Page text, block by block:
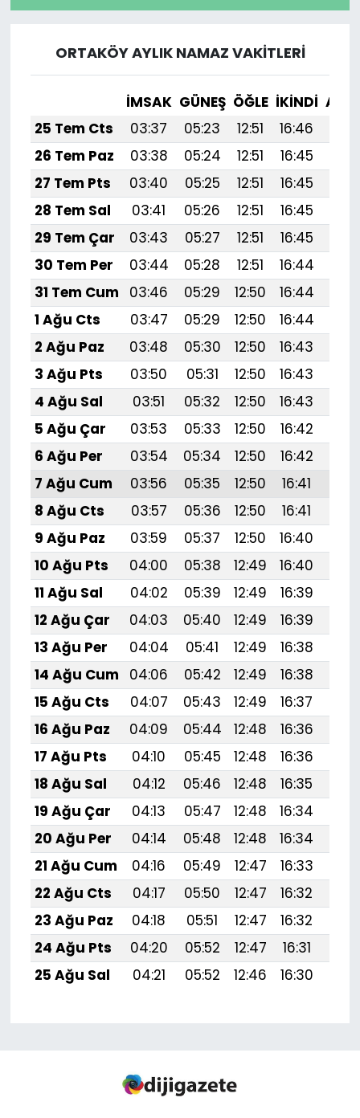
ORTAKÖY AYLIK NAMAZ VAKITLERI
İMSAK GÜNEŞ ÖĞLE İKINDI
25 Tem Cts
03:37 05:23 12:51 16:46
26 Tem Paz
03:38 05:24 12:51 16:45
27 Tem Pts
03:40 05:25 12:51 16:45
28 Tem Sal
03:41 05:26 12:51 16:45
29 Tem Çar
03:43 05:27 12:51 16:45
30 Tem Per
03:44 05:28 12:51 16:44
31 Tem Cum
03:46 05:29 12:50 16:44
1 Ağu Cts
03:47 05:29 12:50 16:44
2 Ağu Paz
03:48 05:30 12:50 16:43
3 Ağu Pts
03:50 05:31 12:50 16:43
4 Ağu Sal
03:51 05:32 12:50 16:43
5 Ağu Çar
03:53 05:33 12:50 16:42
6 Ağu Per
03:54 05:34 12:50 16:42
7 Ağu Cum
03:56 05:35 12:50 16:41
8 Ağu Cts
03:57 05:36 12:50 16:41
9 Ağu Paz
03:59 05:37 12:50 16:40
10 Ağu Pts
04:00 05:38 12:49 16:40
11 Ağu Sal
04:02 05:39 12:49 16:39
12 Ağu Çar
04:03 05:40 12:49 16:39
13 Ağu Per
04:04 05:41 12:49 16:38
14 Ağu Cum
04:06 05:42 12:49 16:38
15 Ağu Cts
04:07 05:43 12:49 16:37
16 Ağu Paz
04:09 05:44 12:48 16:36
17 Ağu Pts
04:10 05:45 12:48 16:36
18 Ağu Sal
04:12 05:46 12:48 16:35
19 Ağu Çar
04:13 05:47 12:48 16:34
20 Ağu Per
04:14 05:48 12:48 16:34
21 Ağu Cum
04:16 05:49 12:47 16:33
22 Ağu Cts
04:17 05:50 12:47 16:32
23 Ağu Paz
04:18 05:51 12:47 16:32
24 Ağu Pts
04:20 05:52 12:47 16:31
25 Ağu Sal
04:21 05:52 12:46 16:30